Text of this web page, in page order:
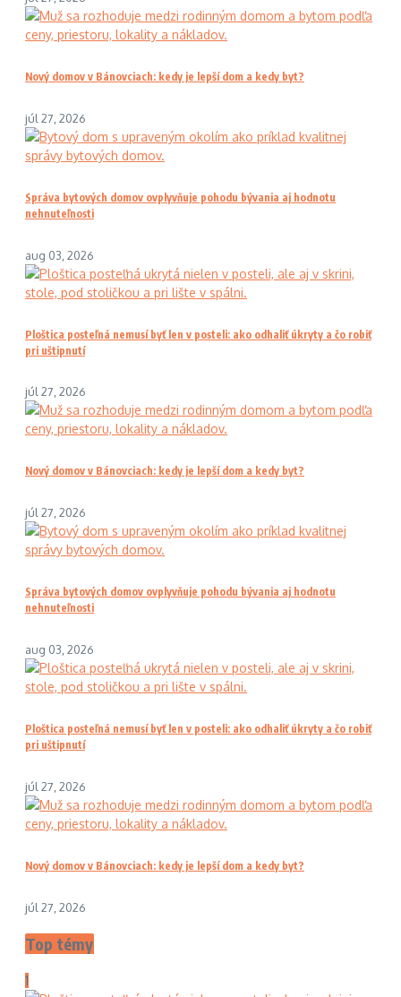
Nový domov v Bánovciach: kedy je lepší dom a kedy byt?
júl 27, 2026
Správa bytových domov ovplyvňuje pohodu bývania aj hodnotu
nehnuteľnosti
aug 03, 2026
Ploštica posteľná nemusí byť len v posteli: ako odhaliť úkryty a čo robiť
pri uštipnutí
júl 27, 2026
Nový domov v Bánovciach: kedy je lepší dom a kedy byt?
júl 27, 2026
Správa bytových domov ovplyvňuje pohodu bývania aj hodnotu
nehnuteľnosti
aug 03, 2026
Ploštica posteľná nemusí byť len v posteli: ako odhaliť úkryty a čo robiť
pri uštipnutí
júl 27, 2026
Nový domov v Bánovciach: kedy je lepší dom a kedy byt?
júl 27, 2026
Top témy
1